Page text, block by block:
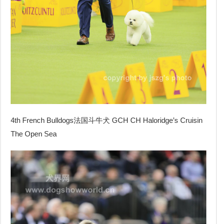
4th French Bulldogs法国斗牛犬 GCH CH Haloridge’s Cruisin
The Open Sea